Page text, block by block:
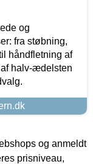
og
fra støbning,
håndfletning af
halv-ædelsten
og anmeldt
prisniveau,